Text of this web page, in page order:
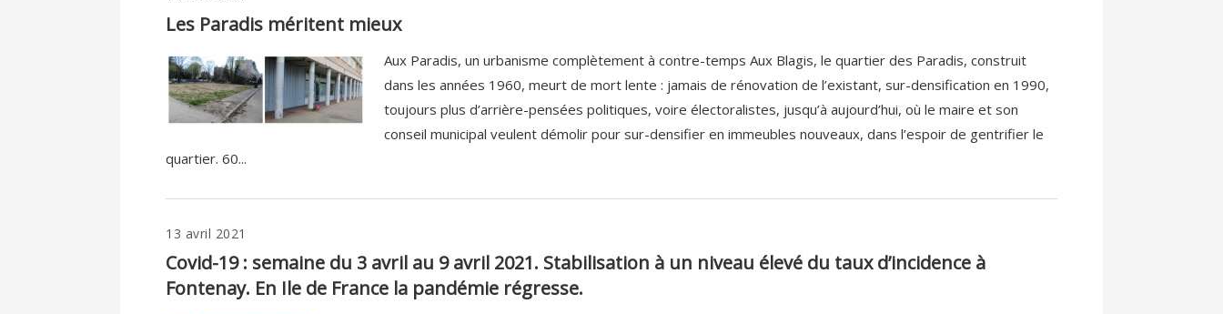
to
Les Paradis méritent mieux
Aux Paradis, un urbanisme complètement à contre-temps Aux Blagis, le quartier des Paradis, construit
dans les années 1960, meurt de mort lente : jamais de rénovation de l’existant, sur-densification en 1990,
toujours plus d’arrière-pensées politiques, voire électoralistes, jusqu’à aujourd’hui, où le maire et son
conseil municipal veulent démolir pour sur-densifier en immeubles nouveaux, dans l’espoir de gentrifier le
quartier. 60...
13 avril 2021
Covid-19 : semaine du 3 avril au 9 avril 2021. Stabilisation à un niveau élevé du taux d’incidence à
Fontenay. En Ile de France la pandémie régresse.